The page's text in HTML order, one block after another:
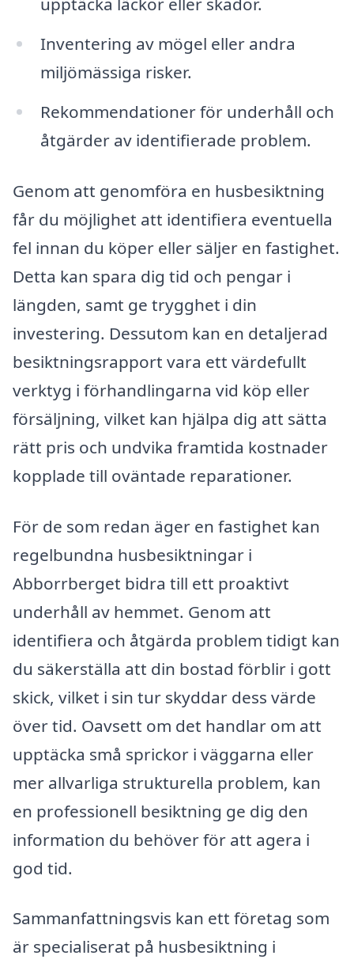
Inventering av mögel eller andra
miljömässiga risker.
Rekommendationer för underhåll och
åtgärder av identifierade problem.
Genom att genomföra en husbesiktning
får du möjlighet att identifiera eventuella
fel innan du köper eller säljer en fastighet.
Detta kan spara dig tid och pengar i
längden, samt ge trygghet i din
investering. Dessutom kan en detaljerad
besiktningsrapport vara ett värdefullt
verktyg i förhandlingarna vid köp eller
försäljning, vilket kan hjälpa dig att sätta
rätt pris och undvika framtida kostnader
kopplade till oväntade reparationer.
För de som redan äger en fastighet kan
regelbundna husbesiktningar i
Abborrberget bidra till ett proaktivt
underhåll av hemmet. Genom att
identifiera och åtgärda problem tidigt kan
du säkerställa att din bostad förblir i gott
skick, vilket i sin tur skyddar dess värde
över tid. Oavsett om det handlar om att
upptäcka små sprickor i väggarna eller
mer allvarliga strukturella problem, kan
en professionell besiktning ge dig den
information du behöver för att agera i
god tid.
Sammanfattningsvis kan ett företag som
är specialiserat på husbesiktning i